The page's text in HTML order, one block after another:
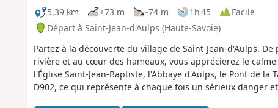
5,39 km
+73 m -74 m 1h 45
Facile
Départ à Saint-Jean-d'Aulps (Haute-Savoie)
Partez à la découverte du village de Saint-Jean-d'Aulps.
rivière et au cœur des hameaux, vous apprécierez le
l'Église Saint-Jean-Baptiste, l'Abbaye d'Aulps, le Pont de
D902, ce qui représente à chaque fois un sérieux danger